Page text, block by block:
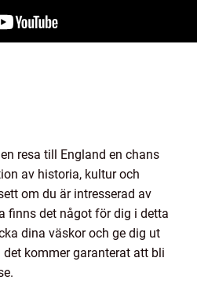
resa till England en chans
av historia, kultur och
om du är intresserad av
finns det något för dig i detta
dina väskor och ge dig ut
kommer garanterat att bli